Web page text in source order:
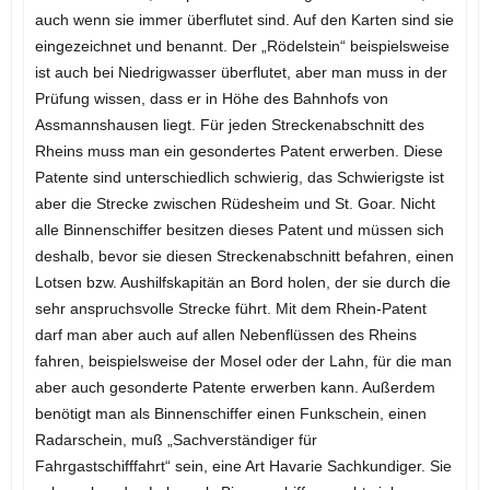
auch wenn sie immer überflutet sind. Auf den Karten sind sie
eingezeichnet und benannt. Der „Rödelstein“ beispielsweise
ist auch bei Niedrigwasser überflutet, aber man muss in der
Prüfung wissen, dass er in Höhe des Bahnhofs von
Assmannshausen liegt. Für jeden Streckenabschnitt des
Rheins muss man ein gesondertes Patent erwerben. Diese
Patente sind unterschiedlich schwierig, das Schwierigste ist
aber die Strecke zwischen Rüdesheim und St. Goar. Nicht
alle Binnenschiffer besitzen dieses Patent und müssen sich
deshalb, bevor sie diesen Streckenabschnitt befahren, einen
Lotsen bzw. Aushilfskapitän an Bord holen, der sie durch die
sehr anspruchsvolle Strecke führt. Mit dem Rhein-Patent
darf man aber auch auf allen Nebenflüssen des Rheins
fahren, beispielsweise der Mosel oder der Lahn, für die man
aber auch gesonderte Patente erwerben kann. Außerdem
benötigt man als Binnenschiffer einen Funkschein, einen
Radarschein, muß „Sachverständiger für
Fahrgastschifffahrt“ sein, eine Art Havarie Sachkundiger. Sie